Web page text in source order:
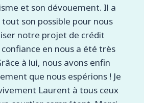
et son dévouement. Il a
son possible pour nous
notre projet de crédit
confiance en nous a été très
à lui, nous avons enfin
que nous espérions ! Je
Laurent à tous ceux